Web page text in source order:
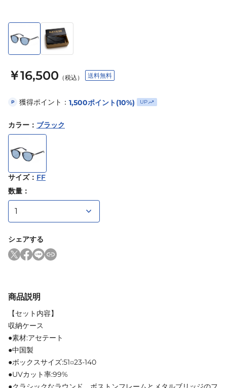
￥16,500 （税込） 送料無料
P 獲得ポイント： 1,500ポイント(10%) UP
カラー ： ブラック
サイズ： FF
数量：
シェアする
商品説明
【セット内容】
収納ケース
●素材:アセテート
●中国製
●ボックスサイズ:51□23-140
●UVカット率:99%